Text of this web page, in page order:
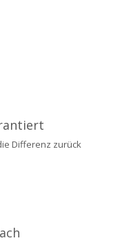
Differenz zurück